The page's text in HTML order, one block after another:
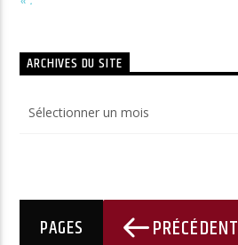
ARCHIVES DU SITE
du
PAGES
PRÉCÉDENT